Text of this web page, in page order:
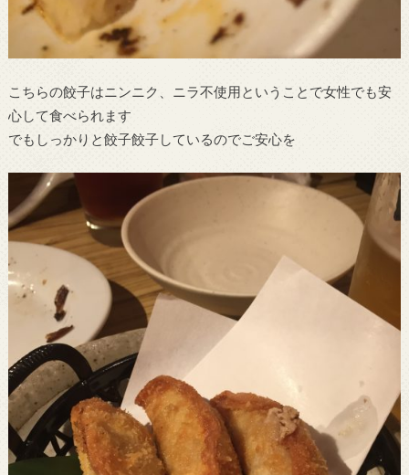
こちらの餃子はニンニク、ニラ不使用ということで女性でも安
心して食べられます
でもしっかりと餃子餃子しているのでご安心を